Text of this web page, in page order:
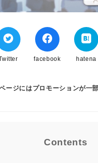
facebook hatena
ページにはプロモーションが一
Contents